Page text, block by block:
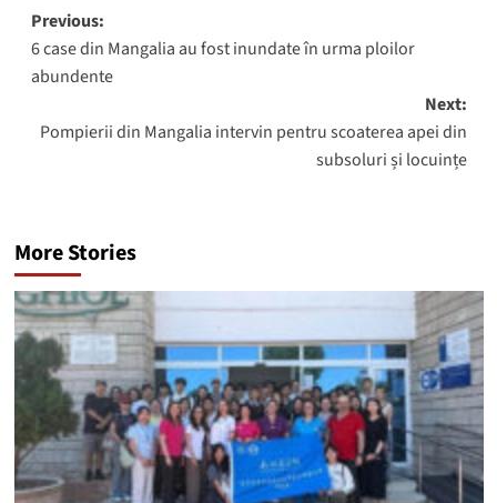
Post
navigation
Previous:
6 case din Mangalia au fost inundate în urma ploilor
abundente
Next:
Pompierii din Mangalia intervin pentru scoaterea apei din
subsoluri și locuințe
More Stories